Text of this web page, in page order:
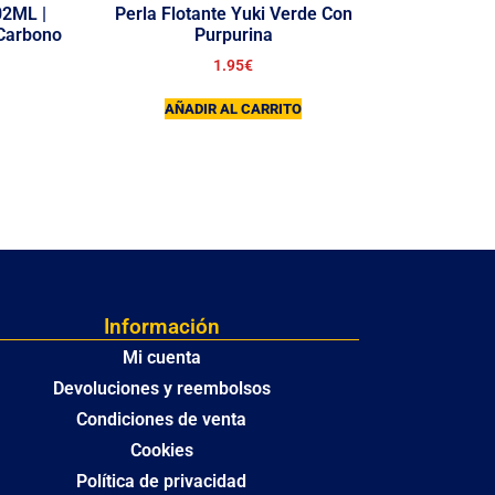
|
Perla Flotante Yuki Verde Con
Purpurina
1.95€
AÑADIR AL CARRITO
Información
Mi cuenta
Devoluciones y reembolsos
Condiciones de venta
Cookies
Política de privacidad